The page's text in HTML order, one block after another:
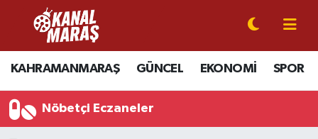
KAHRAMANMARAŞ GÜNCEL EKONOMİ SPOR
Nöbetçi Eczaneler
CANLI YAYIN
KAHRAMANMARAŞ
GÜNCEL
Kahramanmaraş Nöbetçi Eczaneler
Kahramanmaraş Hava Durumu
Kahramanmaraş Namaz Vakitleri